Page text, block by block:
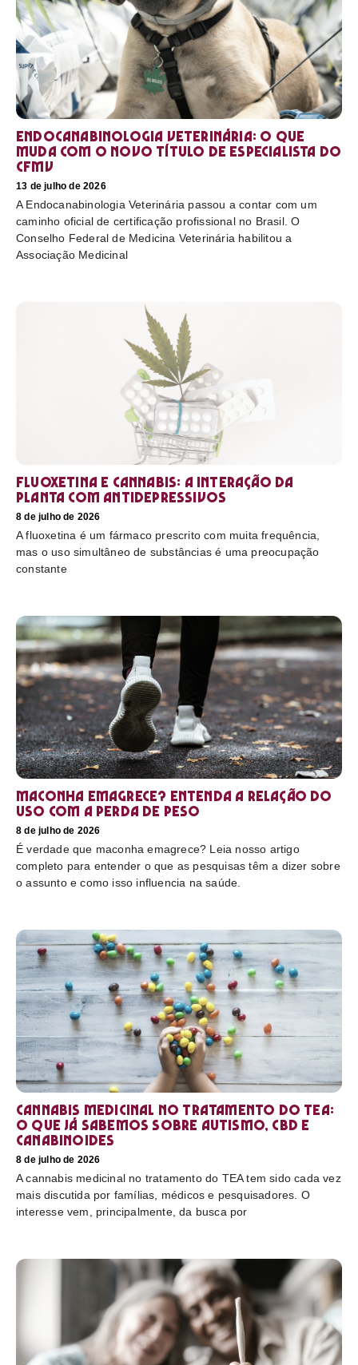
Endocanabinologia Veterinária: o que
muda com o novo título de especialista do
CFMV
13 de julho de 2026
A Endocanabinologia Veterinária passou a contar com um
caminho oficial de certificação profissional no Brasil. O
Conselho Federal de Medicina Veterinária habilitou a
Associação Medicinal
Fluoxetina e Cannabis: a interação da
planta com antidepressivos
8 de julho de 2026
A fluoxetina é um fármaco prescrito com muita frequência,
mas o uso simultâneo de substâncias é uma preocupação
constante
Maconha emagrece? Entenda a relação do
uso com a perda de peso
8 de julho de 2026
É verdade que maconha emagrece? Leia nosso artigo
completo para entender o que as pesquisas têm a dizer sobre
o assunto e como isso influencia na saúde.
Cannabis medicinal no tratamento do TEA:
o que já sabemos sobre autismo, CBD e
canabinoides
8 de julho de 2026
A cannabis medicinal no tratamento do TEA tem sido cada vez
mais discutida por famílias, médicos e pesquisadores. O
interesse vem, principalmente, da busca por